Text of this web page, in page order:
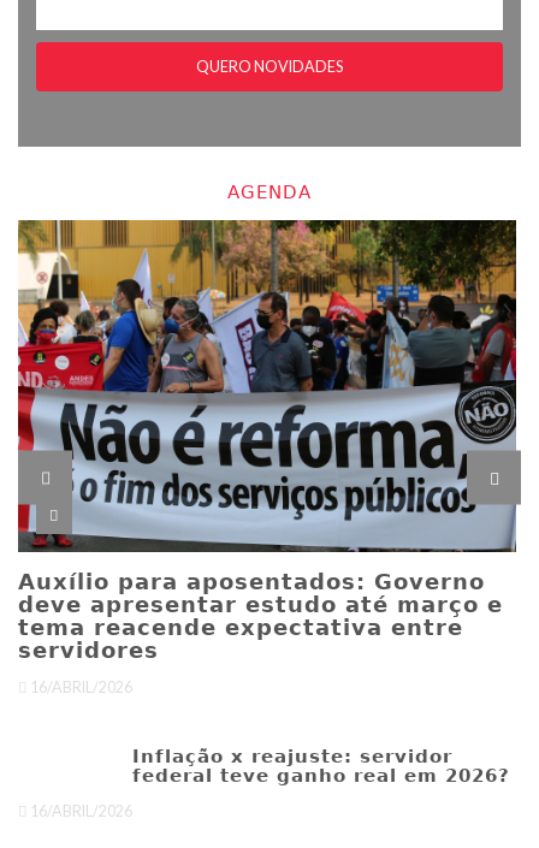
AGENDA
Auxílio para aposentados: Governo
deve apresentar estudo até março e
tema reacende expectativa entre
servidores
16/ABRIL/2026
Inflação x reajuste: servidor
federal teve ganho real em 2026?
16/ABRIL/2026